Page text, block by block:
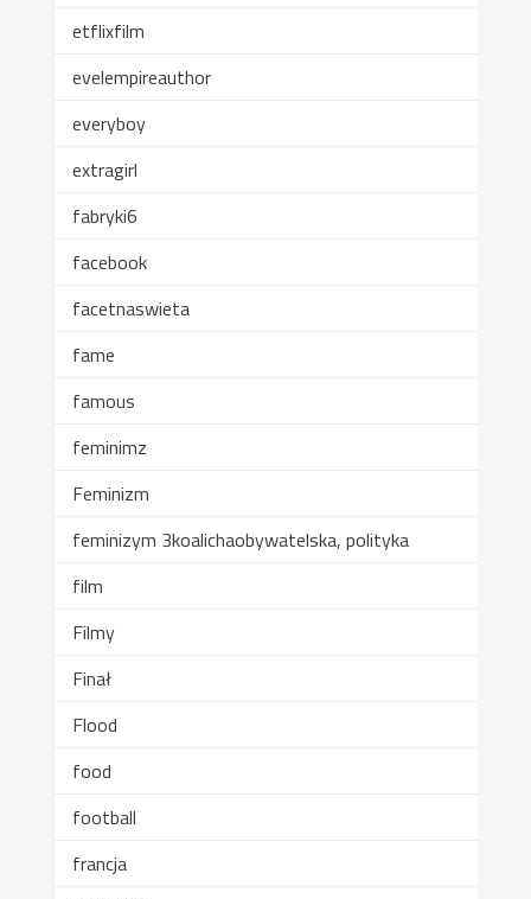
etflixfilm
evelempireauthor
everyboy
extragirl
fabryki6
facebook
facetnaswieta
fame
famous
feminimz
Feminizm
feminizym 3koalichaobywatelska, polityka
film
Filmy
Finał
Flood
food
football
francja